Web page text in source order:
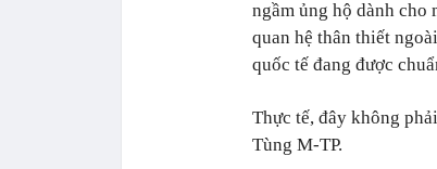
ngầm ủng hộ dành cho
quan hệ thân thiết
quốc tế đang được
Thực tế, đây không
Tùng M-TP.